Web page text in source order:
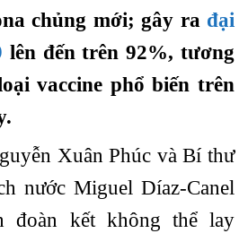
chủng mới; gây ra đại
lên đến trên 92%, tương
vaccine phổ biến trên
Xuân Phúc và Bí thư
nước Miguel Díaz-Canel
đoàn kết không thể lay